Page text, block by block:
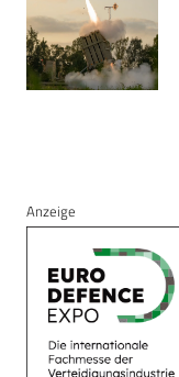
Anzeige